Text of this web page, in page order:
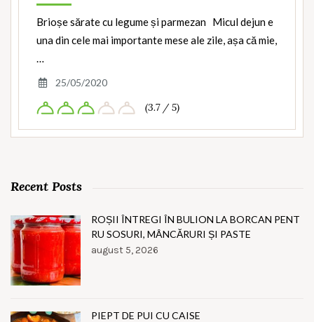
Brioșe sărate cu legume și parmezan Micul dejun e
una din cele mai importante mese ale zile, așa că mie,
…
25/05/2020
(3.7 / 5)
Recent Posts
ROȘII ÎNTREGI ÎN BULION LA BORCAN PENT
RU SOSURI, MÂNCĂRURI ȘI PASTE
august 5, 2026
PIEPT DE PUI CU CAISE